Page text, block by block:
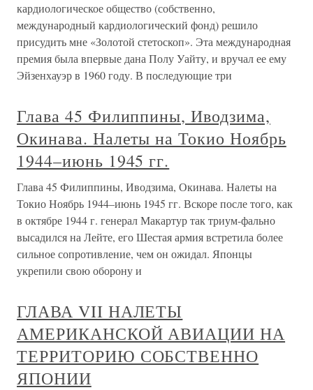
кардиологическое общество (собственно,
международный кардиологический фонд) решило
присудить мне «Золотой стетоскоп». Эта международная
премия была впервые дана Полу Уайту, и вручал ее ему
Эйзенхауэр в 1960 году. В последующие три
Глава 45 Филиппины, Иводзима,
Окинава. Налеты на Токио Ноябрь
1944–июнь 1945 гг.
Глава 45 Филиппины, Иводзима, Окинава. Налеты на
Токио Ноябрь 1944–июнь 1945 гг. Вскоре после того, как
в октябре 1944 г. генерал Макартур так триум-фально
высадился на Лейте, его Шестая армия встретила более
сильное сопротивление, чем он ожидал. Японцы
укрепили свою оборону и
ГЛАВА VII НАЛЕТЫ
АМЕРИКАНСКОЙ АВИАЦИИ НА
ТЕРРИТОРИЮ СОБСТВЕННО
ЯПОНИИ